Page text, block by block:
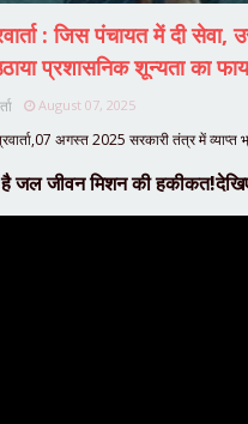
: जिस पंचायत में दी सेवा,
प्रशासनिक शून्यता का
August 07, 2025
अगस्त 2025 सरकारी तंत्र में
जल जीवन मिशन की हकीकत!देखिए